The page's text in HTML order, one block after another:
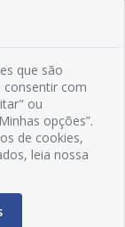
que são
consentir com
ou
opções”.
de cookies,
leia nossa